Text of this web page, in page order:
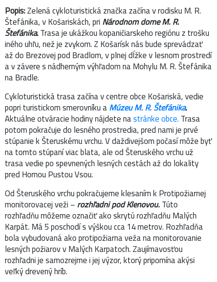
Popis:Zelená cykloturistická značka začína v rodisku M. R.
Štefánika, v Košariskách, priNárodnom dome M. R.
Štefánika.Trasa je ukážkou kopaničiarskeho regiónu z trošku
iného uhľu, než je zvykom. Z Košarísk nás bude sprevádzať
až do Brezovej pod Bradlom, v plnej dĺžke v lesnom prostredí
a v závere s nádherným výhľadom na Mohylu M. R. Štefánika
na Bradle.
Cykloturistická trasa začína v centre obce Košariská, vedie
popri turistickom smerovníku aMúzeu M. R. Štefánika.
Aktuálne otváracie hodiny nájdete nastránke obce.Trasa
potom pokračuje do lesného prostredia, pred nami je prvé
stúpanie k Šteruskému vrchu. V daždivejšom počasí môže byť
na tomto stúpaní viac blata, ale od Šteruského vrchu už
trasa vedie po spevnených lesných cestách až do lokality
pred Hornou Pustou Vsou.
Od Šteruského vrchu pokračujeme klesaním k Protipožiarnej
monitorovacej veži –rozhľadni pod Klenovou.Túto
rozhľadňu môžeme označiť ako skrytú rozhľadňu Malých
Karpát. Má 5 poschodí s výškou cca 14 metrov. Rozhľadňa
bola vybudovaná ako protipožiarna veža na monitorovanie
lesných požiarov v Malých Karpatoch. Zaujímavosťou
rozhľadni je samozrejme i jej výzor, ktorý pripomína akýsi
veľký drevený hríb.